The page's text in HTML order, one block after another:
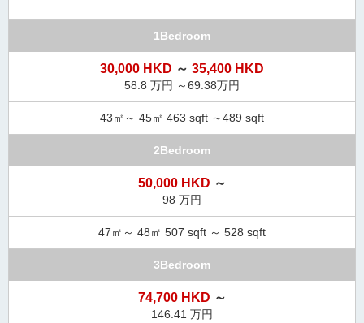
に
1Bedroom
30,000 HKD ～ 35,400 HKD
58.8 万円 ～69.38万円
43㎡～ 45㎡ 463 sqft ～489 sqft
2Bedroom
50,000 HKD ～
98 万円
47㎡～ 48㎡ 507 sqft ～ 528 sqft
3Bedroom
74,700 HKD ～
146.41 万円